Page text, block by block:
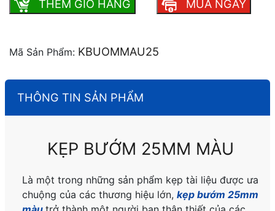
THEM GIO HANG MUA NGAY
Mã Sản Phẩm: KBUOMMAU25
THÔNG TIN SẢN PHẨM
KẸP BƯỚM 25MM MÀU
Là một trong những sản phẩm kẹp tài liệu được ưa
chuộng của các thương hiệu lớn,kẹp bướm 25mm